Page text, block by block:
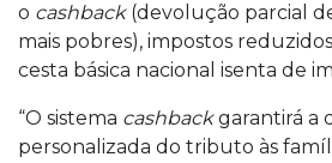
o cashback(devolução parcial
mais pobres), impostos
cesta básica nacional isenta de
“O sistema cashbackgarantirá a
personalizada do tributo às